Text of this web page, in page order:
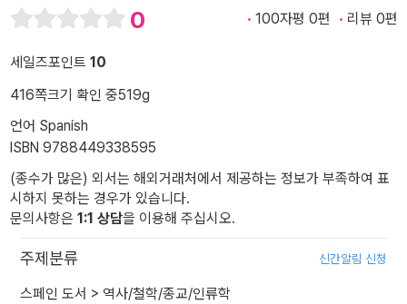
0 100자평 0편 리뷰 0편
세일즈포인트 10
416쪽크기 확인 중519g
언어 Spanish
ISBN 9788449338595
(종수가 많은) 외서는 해외거래처에서 제공하는 정보가 부족하여 표
시하지 못하는 경우가 있습니다.
문의사항은 1:1 상담을 이용해 주십시오.
주제분류 신간알림 신청
스페인 도서 > 역사/철학/종교/인류학